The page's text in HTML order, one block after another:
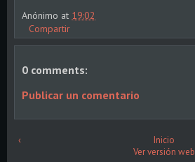
Anónimo at 19:02
Compartir
0 comments:
Publicar un comentario
‹
Inicio
Ver versión web